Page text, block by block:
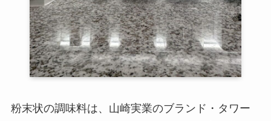
粉末状の調味料は、山崎実業のブランド・タワー